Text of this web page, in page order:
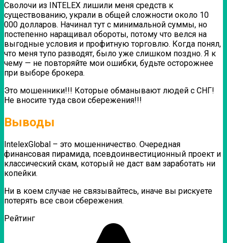
Сволочи из INTELEX лишили меня средств к
существованию, украли в общей сложности около 10
000 долларов. Начинал тут с минимальной суммы, но
постепенно наращивал обороты, потому что велся на
выгодные условия и профитную торговлю. Когда понял,
что меня тупо разводят, было уже слишком поздно. Я к
чему — не повторяйте мои ошибки, будьте осторожнее
при выборе брокера.
Это мошенники!!! Которые обманывают людей с СНГ!
Не вносите туда свои сбережения!!!
Выводы
IntelexGlobal – это мошенничество. Очередная
финансовая пирамида, псевдоинвестиционный проект и
классический скам, который не даст вам заработать ни
копейки.
Ни в коем случае не связывайтесь, иначе вы рискуете
потерять все свои сбережения.
Рейтинг